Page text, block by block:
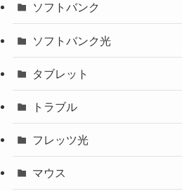
ソフトバンク
ソフトバンク光
タブレット
トラブル
フレッツ光
マウス